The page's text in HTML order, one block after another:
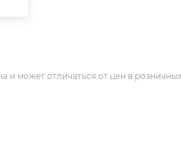
и может отличаться от цен в